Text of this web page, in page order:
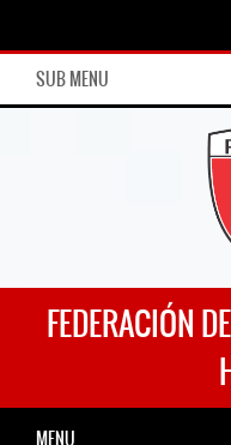
SUB MENU
FEDERACIÓN
MENU